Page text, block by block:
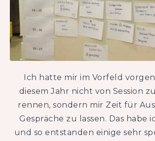
Ich hatte mir im Vorfeld
diesem Jahr nicht von Session
rennen, sondern mir Zeit für
Gespräche zu lassen. Das habe
und so entstanden einige sehr